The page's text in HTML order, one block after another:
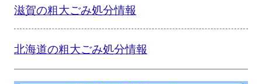
滋賀の粗大ごみ処分情報
北海道の粗大ごみ処分情報